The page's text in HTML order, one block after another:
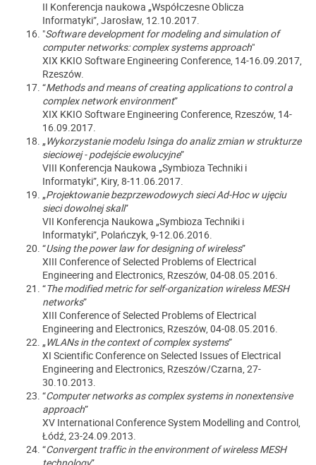
II Konferencja naukowa „Współczesne Oblicza
Informatyki”, Jarosław, 12.10.2017.
"Software development for modeling and simulation of
computer networks: complex systems approach"
XIX KKIO Software Engineering Conference, 14-16.09.2017,
Rzeszów.
“Methods and means of creating applications to control a
complex network environment”
XIX KKIO Software Engineering Conference, Rzeszów, 14-
16.09.2017.
„Wykorzystanie modelu Isinga do analiz zmian w strukturze
sieciowej - podejście ewolucyjne”
VIII Konferencja Naukowa „Symbioza Techniki i
Informatyki”, Kiry, 8-11.06.2017.
„Projektowanie bezprzewodowych sieci Ad-Hoc w ujęciu
sieci dowolnej skali”
VII Konferencja Naukowa „Symbioza Techniki i
Informatyki”, Polańczyk, 9-12.06.2016.
“Using the power law for designing of wireless”
XIII Conference of Selected Problems of Electrical
Engineering and Electronics, Rzeszów, 04-08.05.2016.
“The modified metric for self-organization wireless MESH
networks”
XIII Conference of Selected Problems of Electrical
Engineering and Electronics, Rzeszów, 04-08.05.2016.
„WLANs in the context of complex systems”
XI Scientific Conference on Selected Issues of Electrical
Engineering and Electronics, Rzeszów/Czarna, 27-
30.10.2013.
“Computer networks as complex systems in nonextensive
approach”
XV International Conference System Modelling and Control,
Łódź, 23-24.09.2013.
“Convergent traffic in the environment of wireless MESH